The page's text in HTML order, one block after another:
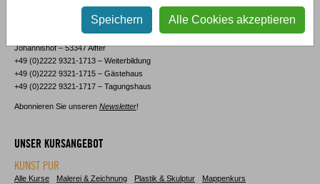
Johannishof – 53347 Alfter
+49 (0)2222 9321-1713 – Weiterbildung
+49 (0)2222 9321-1715 – Gästehaus
+49 (0)2222 9321-1717 – Tagungshaus
Abonnieren Sie unseren Newsletter!
UNSER KURSANGEBOT
KUNST PUR
Alle Kurse Malerei & Zeichnung Plastik & Skulptur
Mappenkurs
Speichern Alle Cookies akzeptieren